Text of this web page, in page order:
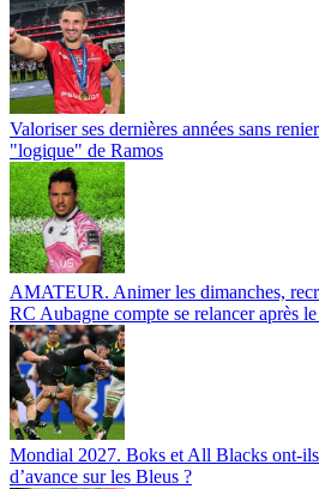
Valoriser ses dernières années sans
"logique" de Ramos
AMATEUR. Animer les dimanches,
RC Aubagne compte se relancer après
Mondial 2027. Boks et All Blacks ont-
d’avance sur les Bleus ?